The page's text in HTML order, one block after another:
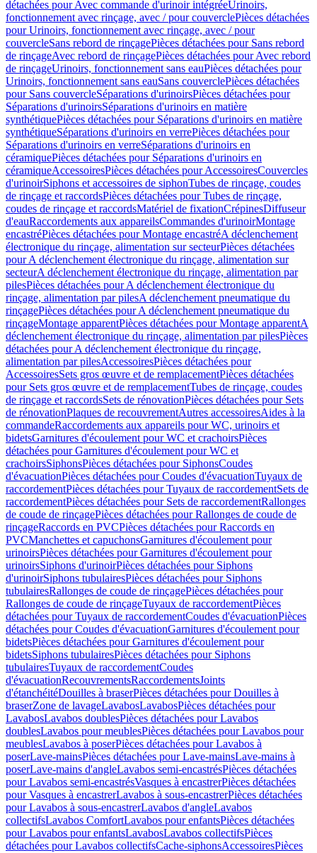
détachées pour Avec commande d'urinoir intégréeUrinoirs,
fonctionnement avec rinçage, avec / pour couverclePièces détachées
pour Urinoirs, fonctionnement avec rinçage, avec / pour
couvercleSans rebord de rinçagePièces détachées pour Sans rebord
de rinçageAvec rebord de rinçagePièces détachées pour Avec rebord
de rinçageUrinoirs, fonctionnement sans eauPièces détachées pour
Urinoirs, fonctionnement sans eauSans couverclePièces détachées
pour Sans couvercleSéparations d'urinoirsPièces détachées pour
Séparations d'urinoirsSéparations d'urinoirs en matière
synthétiquePièces détachées pour Séparations d'urinoirs en matière
synthétiqueSéparations d'urinoirs en verrePièces détachées pour
Séparations d'urinoirs en verreSéparations d'urinoirs en
céramiquePièces détachées pour Séparations d'urinoirs en
céramiqueAccessoiresPièces détachées pour AccessoiresCouvercles
d'urinoirSiphons et accessoires de siphonTubes de rinçage, coudes
de rinçage et raccordsPièces détachées pour Tubes de rinçage,
coudes de rinçage et raccordsMatériel de fixationCrépinesDiffuseur
d'eauRaccordements aux appareilsCommandes d'urinoirMontage
encastréPièces détachées pour Montage encastréA déclenchement
électronique du rinçage, alimentation sur secteurPièces détachées
pour A déclenchement électronique du rinçage, alimentation sur
secteurA déclenchement électronique du rinçage, alimentation par
pilesPièces détachées pour A déclenchement électronique du
rinçage, alimentation par pilesA déclenchement pneumatique du
rinçagePièces détachées pour A déclenchement pneumatique du
rinçageMontage apparentPièces détachées pour Montage apparentA
déclenchement électronique du rinçage, alimentation par pilesPièces
détachées pour A déclenchement électronique du rinçage,
alimentation par pilesAccessoiresPièces détachées pour
AccessoiresSets gros œuvre et de remplacementPièces détachées
pour Sets gros œuvre et de remplacementTubes de rinçage, coudes
de rinçage et raccordsSets de rénovationPièces détachées pour Sets
de rénovationPlaques de recouvrementAutres accessoiresAides à la
commandeRaccordements aux appareils pour WC, urinoirs et
bidetsGarnitures d'écoulement pour WC et crachoirsPièces
détachées pour Garnitures d'écoulement pour WC et
crachoirsSiphonsPièces détachées pour SiphonsCoudes
d'évacuationPièces détachées pour Coudes d'évacuationTuyaux de
raccordementPièces détachées pour Tuyaux de raccordementSets de
raccordementPièces détachées pour Sets de raccordementRallonges
de coude de rinçagePièces détachées pour Rallonges de coude de
rinçageRaccords en PVCPièces détachées pour Raccords en
PVCManchettes et capuchonsGarnitures d'écoulement pour
urinoirsPièces détachées pour Garnitures d'écoulement pour
urinoirsSiphons d'urinoirPièces détachées pour Siphons
d'urinoirSiphons tubulairesPièces détachées pour Siphons
tubulairesRallonges de coude de rinçagePièces détachées pour
Rallonges de coude de rinçageTuyaux de raccordementPièces
détachées pour Tuyaux de raccordementCoudes d'évacuationPièces
détachées pour Coudes d'évacuationGarnitures d'écoulement pour
bidetsPièces détachées pour Garnitures d'écoulement pour
bidetsSiphons tubulairesPièces détachées pour Siphons
tubulairesTuyaux de raccordementCoudes
d'évacuationRecouvrementsRaccordementsJoints
d'étanchéitéDouilles à braserPièces détachées pour Douilles à
braserZone de lavageLavabosLavabosPièces détachées pour
LavabosLavabos doublesPièces détachées pour Lavabos
doublesLavabos pour meublesPièces détachées pour Lavabos pour
meublesLavabos à poserPièces détachées pour Lavabos à
poserLave-mainsPièces détachées pour Lave-mainsLave-mains à
poserLave-mains d'angleLavabos semi-encastrésPièces détachées
pour Lavabos semi-encastrésVasques à encastrerPièces détachées
pour Vasques à encastrerLavabos à sous-encastrerPièces détachées
pour Lavabos à sous-encastrerLavabos d'angleLavabos
collectifsLavabos ComfortLavabos pour enfantsPièces détachées
pour Lavabos pour enfantsLavabosLavabos collectifsPièces
détachées pour Lavabos collectifsCache-siphonsAccessoiresPièces